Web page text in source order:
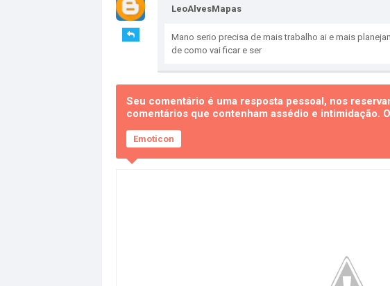
LeoAlvesMapas
Mano serio precisa de mais trabalho ai e mais
de como vai ficar e ser
Seu comentário é uma resposta pessoal, nos
comentários que contenham assédio e intimidação.
Emoticon